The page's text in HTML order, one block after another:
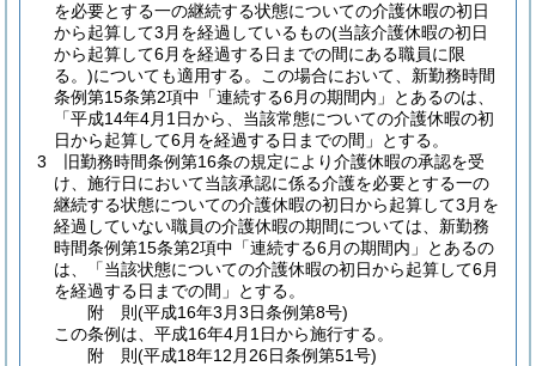
を必要とする一の継続する状態についての介護休暇の初日
から起算して3月を経過しているもの(当該介護休暇の初日
から起算して6月を経過する日までの間にある職員に限
る。)についても適用する。
この場合において、新勤務時間
条例第15条第2項中「連続する6月の期間内」とあるのは、
「平成14年4月1日から、当該常態についての介護休暇の初
日から起算して6月を経過する日までの間」とする。
3
旧勤務時間条例第16条の規定により介護休暇の承認を受
け、施行日において当該承認に係る介護を必要とする一の
継続する状態についての介護休暇の初日から起算して3月を
経過していない職員の介護休暇の期間については、新勤務
時間条例第15条第2項中「連続する6月の期間内」とあるの
は、「当該状態についての介護休暇の初日から起算して6月
を経過する日までの間」とする。
附 則(平成16年3月3日条例第8号)
この条例は、平成16年4月1日から施行する。
附 則(平成18年12月26日条例第51号)